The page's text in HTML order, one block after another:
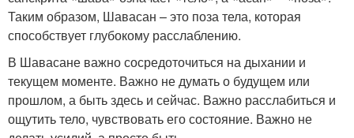
Таким образом, Шавасан – это поза тела, которая
способствует глубокому расслаблению.
В Шавасане важно сосредоточиться на дыхании и
текущем моменте. Важно не думать о будущем или
прошлом, а быть здесь и сейчас. Важно расслабиться и
ощутить тело, чувствовать его состояние. Важно не